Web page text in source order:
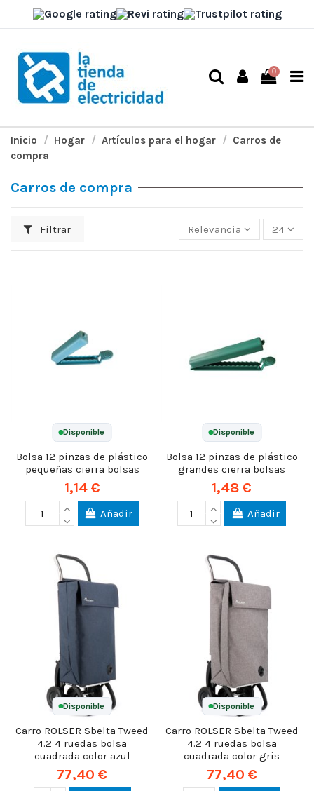
0
Inicio Hogar Artículos para el hogar
Carros de
compra
Carros de compra
Filtrar Relevancia 24
Disponible
Bolsa 12 pinzas de plástico
pequeñas cierra bolsas
1,14 €
Añadir
Disponible
Bolsa 12 pinzas de plástico
grandes cierra bolsas
1,48 €
Añadir
Disponible
Carro ROLSER Sbelta Tweed
4.2 4 ruedas bolsa
cuadrada color azul
77,40 €
Disponible
Carro ROLSER Sbelta Tweed
4.2 4 ruedas bolsa
cuadrada color gris
77,40 €